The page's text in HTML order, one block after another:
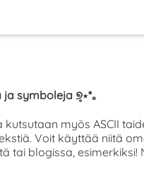
symboleja ୭̥⋆*｡
kutsutaan myös ASCII
Voit käyttää niitä
tai blogissa, esimerkiksi!